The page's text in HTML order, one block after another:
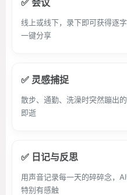
✅ 会议
线上或线下，录下即可获得逐
一键分享
✅ 灵感捕捉
散步、通勤、洗澡时突然蹦出
即逝
✅ 日记与反思
用声音记录每一天的碎碎念，
特别有感触